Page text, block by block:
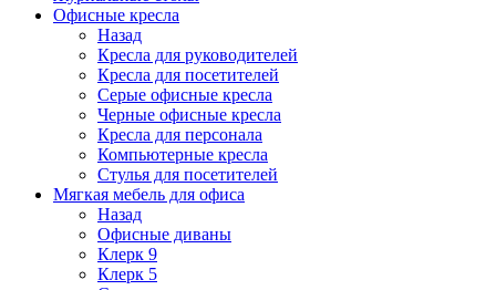
Офисные кресла
Назад
Кресла для руководителей
Кресла для посетителей
Серые офисные кресла
Черные офисные кресла
Кресла для персонала
Компьютерные кресла
Стулья для посетителей
Мягкая мебель для офиса
Назад
Офисные диваны
Клерк 9
Клерк 5